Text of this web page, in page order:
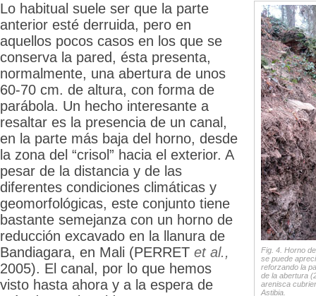
Fig. 4. Horno
se puede
reforzando la
de la abertura
arenisca
Astibia.
Lo habitual suele ser que la parte
anterior esté derruida, pero en
aquellos pocos casos en los que se
conserva la pared, ésta presenta,
normalmente, una abertura de unos
60-70 cm. de altura, con forma de
parábola. Un hecho interesante a
resaltar es la presencia de un canal,
en la parte más baja del horno, desde
la zona del “crisol” hacia el exterior. A
pesar de la distancia y de las
diferentes condiciones climáticas y
geomorfológicas, este conjunto tiene
bastante semejanza con un horno de
reducción excavado en la llanura de
Bandiagara, en Mali (PERRET et al.,
2005). El canal, por lo que hemos
visto hasta ahora y a la espera de